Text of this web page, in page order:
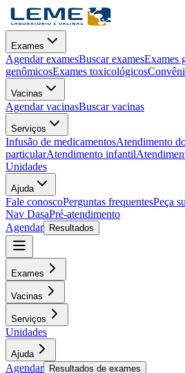
Exames
Agendar examesBuscar examesExames
genômicosExames toxicológicos
Vacinas
Agendar vacinasBuscar vacinas
Serviços
Infusão de medicamentosAtendimento
particularAtendimento infantil
Unidades
Ajuda
Fale conoscoPerguntas frequentesPeça
Nav DasaPré-atendimento
Agendar
Resultados
Exames
Vacinas
Serviços
Unidades
Ajuda
Agendar Resultados de exames